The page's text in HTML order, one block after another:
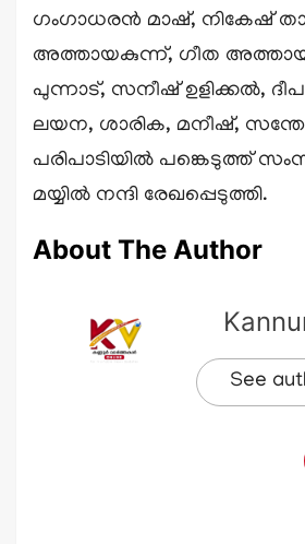
ഗംഗാധരൻ മാഷ്, നികേഷ്
അത്തായകുന്ന്, ഗീത
പുന്നാട്, സനീഷ് ഉളിക്കൽ,
ലയന, ശാരിക, മനീഷ്,
പരിപാടിയിൽ പങ്കെടുത്ത്
മയ്യിൽ നന്ദി രേഖപ്പെടുത്തി.
About The Author
See